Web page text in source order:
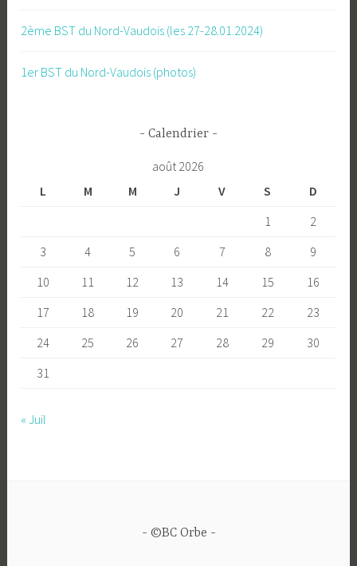
2ème BST du Nord-Vaudois (les 27-28.01.2024)
1er BST du Nord-Vaudois (photos)
Calendrier
août 2026
L
M M J V S
D
1
2
3
4 5 6 7 8
9
10
11 12 13 14 15
16
17
18 19 20 21 22
23
24
25 26 27 28 29
30
31
« Juil
©BC Orbe